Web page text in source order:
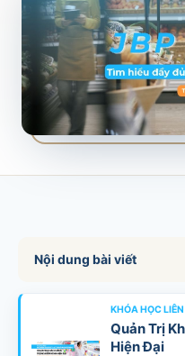
SALES & DISTRIBUTION
Modern Trade Key
Quản trị khách hàng
Design Winning
Nội dung bài viết
KHÓA HỌC
Quản Trị
Hiện Đại